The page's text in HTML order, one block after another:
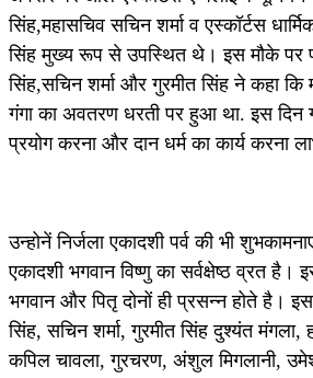
सिंह,महासचिव सचिन शर्मा व एस्कॉर्टस
सिंह मुख्य रूप से उपस्थित थे। इस मौके पर
सिंह,सचिन शर्मा और गुरमीत सिंह ने कहा कि
गंगा का अवतरण धरती पर हुआ था. इस दिन
प्रयोग करना और दान धर्म का कार्य करना
उन्होनें निर्जला एकादशी पर्व की भी
एकादशी भगवान विष्णु का सर्वक्षेष्ठ व्रत है।
भगवान और पितृ दोनों ही प्रसन्न होते है।
सिंह, सचिन शर्मा, गुरमीत सिंह दुश्यंत
कपिल चावला, गुरचरण, अंशुल मिगलानी,